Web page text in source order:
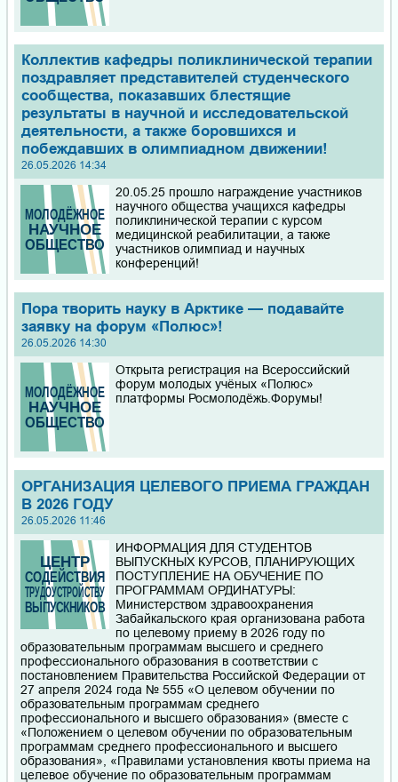
Коллектив кафедры поликлинической терапии
поздравляет представителей студенческого
сообщества, показавших блестящие
результаты в научной и исследовательской
деятельности, а также боровшихся и
побеждавших в олимпиадном движении!
26.05.2026 14:34
20.05.25 прошло награждение участников
научного общества учащихся кафедры
поликлинической терапии с курсом
медицинской реабилитации, а также
участников олимпиад и научных
конференций!
Пора творить науку в Арктике — подавайте
заявку на форум «Полюс»!
26.05.2026 14:30
Открыта регистрация на Всероссийский
форум молодых учёных «Полюс»
платформы Росмолодёжь.Форумы!
ОРГАНИЗАЦИЯ ЦЕЛЕВОГО ПРИЕМА ГРАЖДАН
В 2026 ГОДУ
26.05.2026 11:46
ИНФОРМАЦИЯ ДЛЯ СТУДЕНТОВ
ВЫПУСКНЫХ КУРСОВ, ПЛАНИРУЮЩИХ
ПОСТУПЛЕНИЕ НА ОБУЧЕНИЕ ПО
ПРОГРАММАМ ОРДИНАТУРЫ:
Министерством здравоохранения
Забайкальского края организована работа
по целевому приему в 2026 году по
образовательным программам высшего и среднего
профессионального образования в соответствии с
постановлением Правительства Российской Федерации от
27 апреля 2024 года № 555 «О целевом обучении по
образовательным программам среднего
профессионального и высшего образования» (вместе с
«Положением о целевом обучении по образовательным
программам среднего профессионального и высшего
образования», «Правилами установления квоты приема на
целевое обучение по образовательным программам